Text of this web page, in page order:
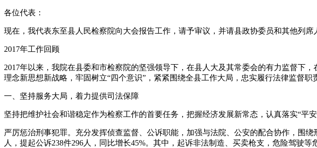
各位代表：
现在，我代表东至县人民检察院向大会报告工作，请予审议，并请县政协委员和其他列席
2017年工作回顾
2017年以来，我院在县委和市检察院的坚强领导下，在县人大及其常委会的有力监督下
理念新思想新战略，牢固树立“四个意识”，紧紧围绕全县工作大局，忠实履行法律监督职
一、坚持服务大局，着力提供司法保障
坚持把维护社会和谐稳定作为检察工作的首要任务，把握经济发展新常态，认真落实“平
严厉惩治刑事犯罪。充分发挥侦查监督、公诉职能，加强与法院、公安的配合协作，围
人，提起公诉238件296人，同比增长45%。其中，起诉非法制造、买卖枪支，危险驾驶